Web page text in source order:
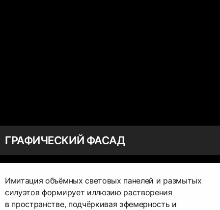
ГРАФИЧЕСКИЙ ФАСАД
Имитация объёмных световых панелей и размытых
силуэтов формирует иллюзию растворения
в пространстве, подчёркивая эфемерность и